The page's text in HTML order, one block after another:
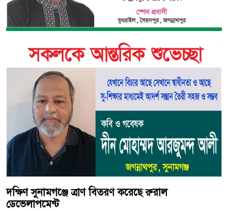
দক্ষিণ সুনামগঞ্জে ত্রাণ বিতরণ করেছে রুরাল
ডেভেলাপমেন্ট